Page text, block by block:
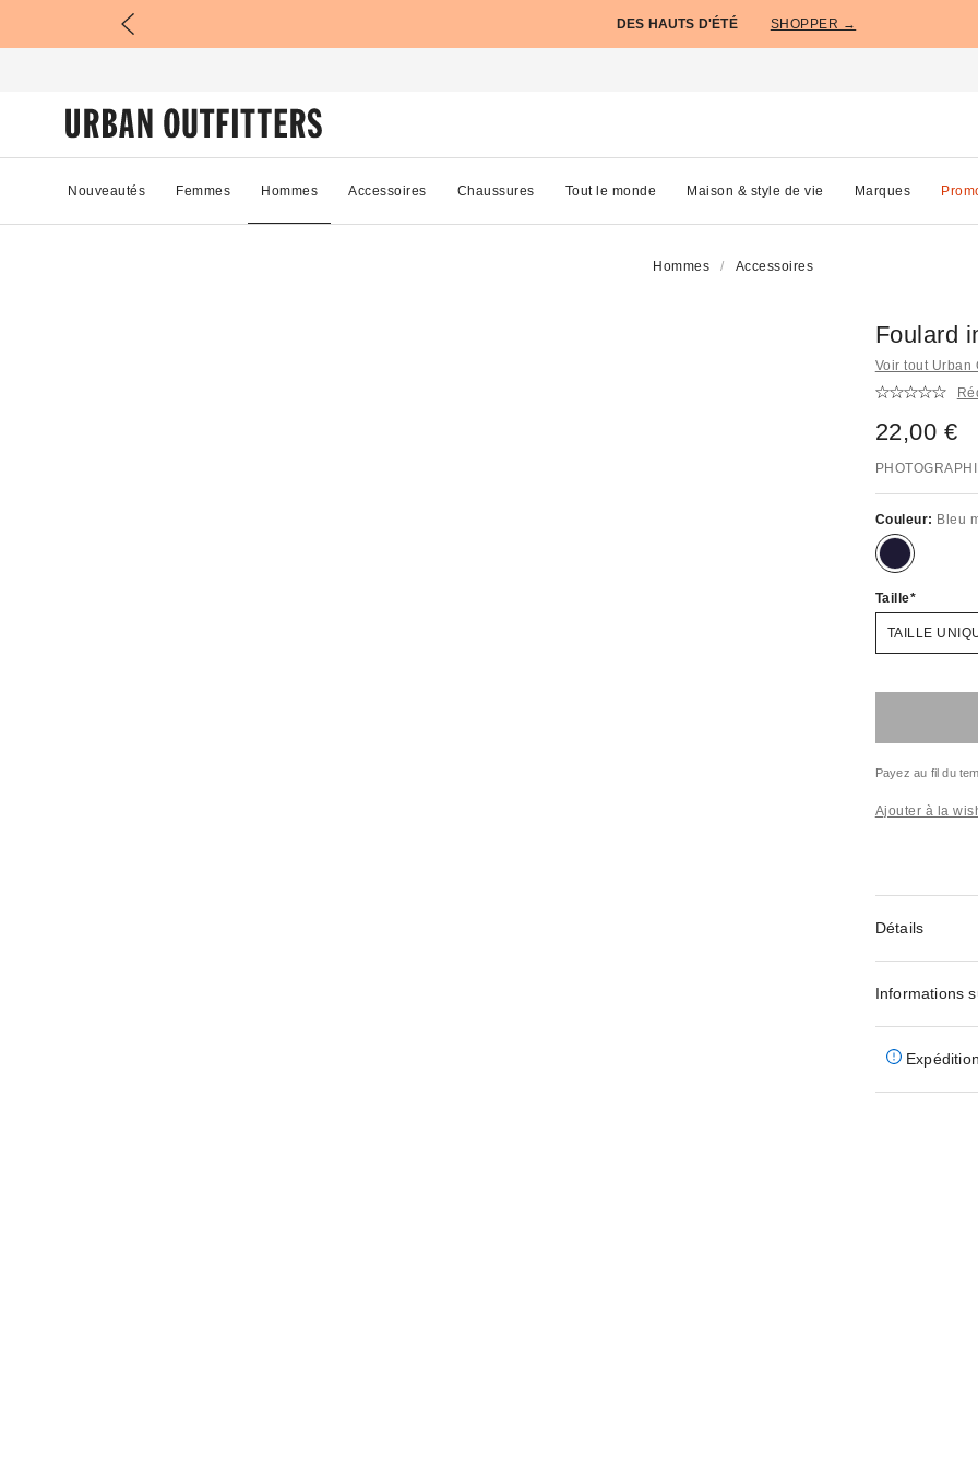
DES HAUTS D'ÉTÉ SHOPPER →
Nouveautés Femmes Hommes Accessoires Chaussures Tout le monde Maison & style de vie Marques
Hommes Accessoires
Foulard
Voir tout Urban
22,00 €
Couleur: Bleu
Taille
TAILLE
Payez au fil du
Ajouter à la
Détails
Informations